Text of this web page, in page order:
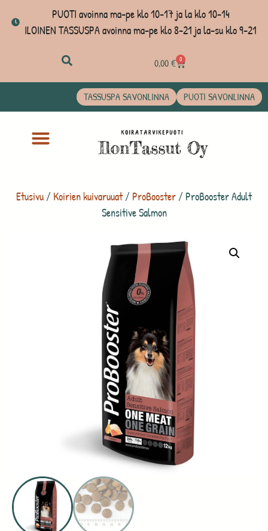
PUOTI avoinna ma-pe klo 10-17 ja la klo 10-14
ILOINEN TASSUSPA avoinna ma-pe klo 8-21 ja la-su klo 9-21
0,00€ 0
TASSUSPA SAVONLINNA PUOTI SAVONLINNA
Etusivu /Koirien kuivaruuat/ ProBooster / ProBooster Adult
Sensitive Salmon